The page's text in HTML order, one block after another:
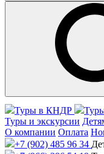
Туры в КНДР
Туры и экскурсии
О компании Оплата
+7 (902) 485 96 34